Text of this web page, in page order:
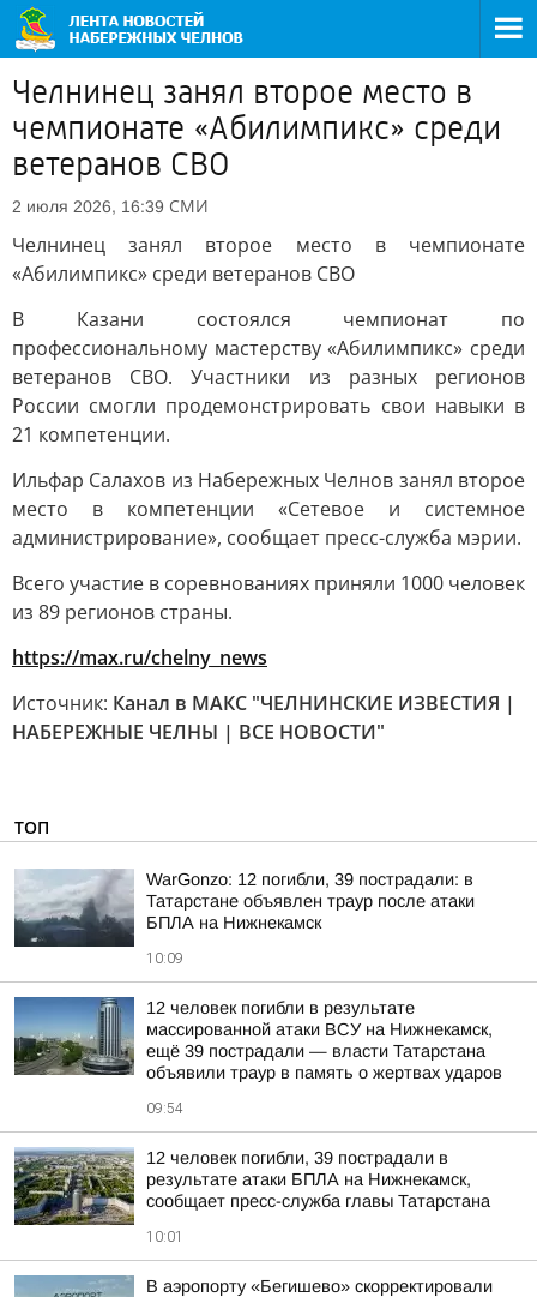
Челнинец занял второе место в
чемпионате «Абилимпикс» среди
ветеранов СВО
2 июля 2026, 16:39 СМИ
Челнинец занял второе место в чемпионате
«Абилимпикс» среди ветеранов СВО
В Казани состоялся чемпионат по
профессиональному мастерству «Абилимпикс» среди
ветеранов СВО. Участники из разных регионов
России смогли продемонстрировать свои навыки в
21 компетенции.
Ильфар Салахов из Набережных Челнов занял второе
место в компетенции «Сетевое и системное
администрирование», сообщает пресс-служба мэрии.
Всего участие в соревнованиях приняли 1000 человек
из 89 регионов страны.
https://max.ru/chelny_news
Источник: Канал в МАКС "ЧЕЛНИНСКИЕ ИЗВЕСТИЯ |
НАБЕРЕЖНЫЕ ЧЕЛНЫ | ВСЕ НОВОСТИ"
ТОП
WarGonzo: 12 погибли, 39 пострадали: в
Татарстане объявлен траур после атаки
БПЛА на Нижнекамск
10:09
12 человек погибли в результате
массированной атаки ВСУ на Нижнекамск,
ещё 39 пострадали — власти Татарстана
объявили траур в память о жертвах ударов
09:54
12 человек погибли, 39 пострадали в
результате атаки БПЛА на Нижнекамск,
сообщает пресс-служба главы Татарстана
10:01
В аэропорту «Бегишево» скорректировали